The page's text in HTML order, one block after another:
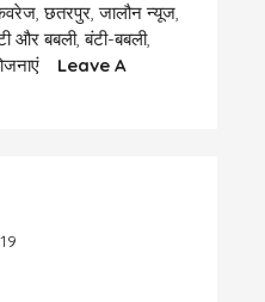
,छतरपुर,जालौन न्यूज,
और बबली,बंटी-बबली,
Leave A